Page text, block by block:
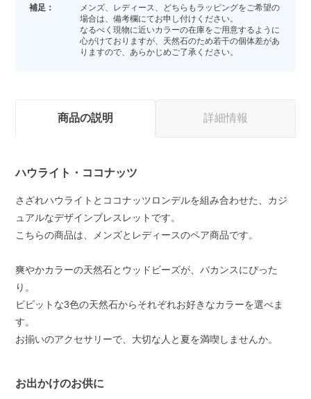
補足：
メンズ、レディース、どちらもラッピングをご希望の
場合は、備考欄にてお申し付けください。
なるべく現物に近いカラーの在庫をご用意するように
心がけておりますが、天然石のため若干の個体差があ
りますので、あらかじめご了承ください。
商品の説明 詳細情報
ハウライト・ココナッツ
さざれハウライトとココナッツロンデルを組み合わせた、カジ
ュアルなデザインブレスレットです。
こちらの商品は、メンズとレディースのペア商品です。
爽やかカラーの天然石とウッドビーズが、バカンスにぴった
り。
ビビットな3色の天然石からそれぞれお好きなカラーを選べま
す。
お揃いのアクセサリーで、大切な人と夏を満喫しませんか。
お出かけのお供に